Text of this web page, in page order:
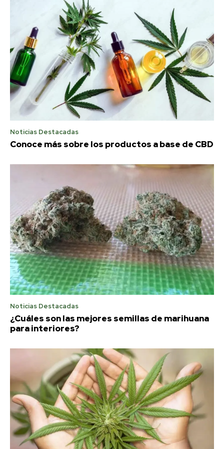
Noticias Destacadas
Conoce más sobre los productos a base de CBD
Noticias Destacadas
¿Cuáles son las mejores semillas de marihuana
para interiores?